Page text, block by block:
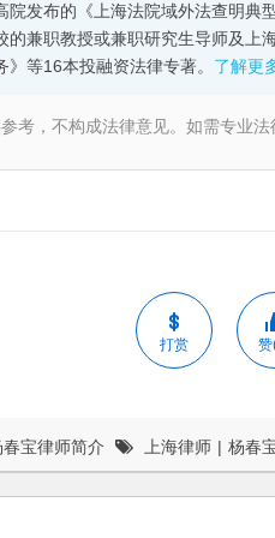
院发布的《上海法院域外法查明典
的兼职教授或兼职研究生导师及上
》等16本投融资法律专著。 了解更
考，不构成法律意见。如需专业
打赏
春宝律师简介 上海律师 | 杨春